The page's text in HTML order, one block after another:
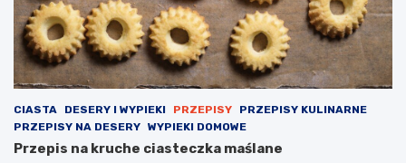
CIASTA DESERY I WYPIEKI PRZEPISY
PRZEPISY KULINARNE
PRZEPISY NA DESERY WYPIEKI DOMOWE
Przepis na kruche ciasteczka maślane